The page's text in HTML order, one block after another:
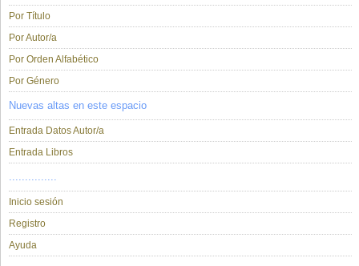
Por Título
Por Autor/a
Por Orden Alfabético
Por Género
Nuevas altas en este espacio
Entrada Datos Autor/a
Entrada Libros
...............
Inicio sesión
Registro
Ayuda